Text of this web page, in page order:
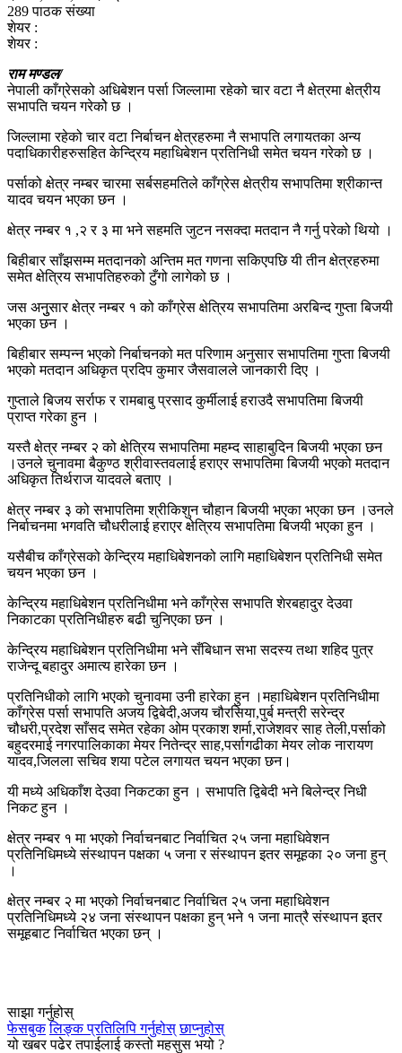
289 पाठक संख्या
शेयर :
शेयर :
राम मण्डल/
नेपाली काँग्रेसको अधिबेशन पर्सा जिल्लामा रहेको चार वटा नै क्षेत्रमा क्षेत्रीय
सभापति चयन गरेकोे छ ।
जिल्लामा रहेको चार वटा निर्बाचन क्षेत्रहरुमा नै सभापति लगायतका अन्य
पदाधिकारीहरुसहित केन्द्रिय महाधिबेशन प्रतिनिधी समेत चयन गरेको छ ।
पर्साको क्षेत्र नम्बर चारमा सर्बसहमतिले काँग्रेस क्षेत्रीय सभापतिमा श्रीकान्त
यादव चयन भएका छन ।
क्षेत्र नम्बर १ ,२ र ३ मा भने सहमति जुटन नसक्दा मतदान नै गर्नु परेको थियो ।
बिहीबार साँझसम्म मतदानको अन्तिम मत गणना सकिएपछि यी तीन क्षेत्रहरुमा
समेत क्षेत्रिय सभापतिहरुको टुँगो लागेको छ ।
जस अनुुसार क्षेत्र नम्बर १ को काँग्रेस क्षेत्रिय सभापतिमा अरबिन्द गुप्ता बिजयी
भएका छन ।
बिहीबार सम्पन्न भएको निर्बाचनको मत परिणाम अनुसार सभापतिमा गुप्ता बिजयी
भएको मतदान अधिकृत प्रदिप कुमार जैसवालले जानकारी दिए ।
गुप्ताले बिजय सर्राफ र रामबाबु प्रसाद कुर्मीलाई हराउदै सभापतिमा बिजयी
प्राप्त गरेका हुन ।
यस्तै क्षेत्र नम्बर २ को क्षेत्रिय सभापतिमा महम्द साहाबुदिन बिजयी भएका छन
।उनले चुनावमा बैकुण्ठ श्रीवास्तवलाई हराएर सभापतिमा बिजयी भएको मतदान
अधिकृत तिर्थराज यादवले बताए ।
क्षेत्र नम्बर ३ को सभापतिमा श्रीकिशुन चौहान बिजयी भएका भएका छन ।उनले
निर्बाचनमा भगवति चौधरीलाई हराएर क्षेत्रिय सभापतिमा बिजयी भएका हुन ।
यसैबीच काँग्रेसको केन्द्रिय महाधिबेशनको लागि महाधिबेशन प्रतिनिधी समेत
चयन भएका छन ।
केन्द्रिय महाधिबेशन प्रतिनिधीमा भने काँग्रेस सभापति शेरबहादुर देउवा
निकाटका प्रतिनिधीहरु बढी चुनिएका छन ।
केन्द्रिय महाधिबेशन प्रतिनिधीमा भने सँबिधान सभा सदस्य तथा शहिद पुत्र
राजेन्दू बहादुर अमात्य हारेका छन ।
प्रतिनिधीको लागि भएको चुनावमा उनी हारेका हुन ।महाधिबेशन प्रतिनिधीमा
काँग्रेस पर्सा सभापति अजय द्विबेदी,अजय चौरसिया,पुर्ब मन्त्री सरेन्द्र
चौधरी,प्रदेश साँसद समेत रहेका ओम प्रकाश शर्मा,राजेशवर साह तेली,पर्साको
बहुदरमाई नगरपालिकाका मेयर नितेन्द्र साह,पर्सागढीका मेयर लोक नारायण
यादव,जिलला सचिव शया पटेल लगायत चयन भएका छन।
यी मध्ये अधिकाँश देउवा निकटका हुन । सभापति द्विबेदी भने बिलेन्द्र निधी
निकट हुन ।
क्षेत्र नम्बर १ मा भएको निर्वाचनबाट निर्वाचित २५ जना महाधिवेशन
प्रतिनिधिमध्ये संस्थापन पक्षका ५ जना र संस्थापन इतर समूहका २० जना हुन्
।
क्षेत्र नम्बर २ मा भएको निर्वाचनबाट निर्वाचित २५ जना महाधिवेशन
प्रतिनिधिमध्ये २४ जना संस्थापन पक्षका हुन् भने १ जना मात्रै संस्थापन इतर
समूहबाट निर्वाचित भएका छन् ।
साझा गर्नुहोस्
फेसबुक लिङ्क प्रतिलिपि गर्नुहोस् छाप्नुहोस्
यो खबर पढेर तपाईलाई कस्तो महसुस भयो ?